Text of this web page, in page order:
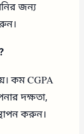
জন্য
কম CGPA
দক্ষতা,
করুন।